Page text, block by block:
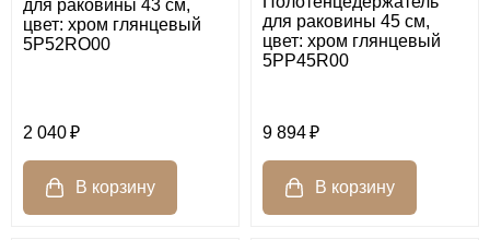
для раковины 43 см,
цвет: хром глянцевый
5P52RO00
2 040
для раковины 45 см,
цвет: хром глянцевый
5PP45R00
9 894